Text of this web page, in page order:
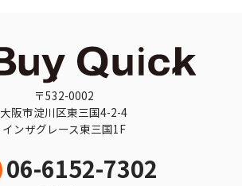
〒532-0002
大阪市淀川区東三国4-2-4
インザグレース東三国1F
06-6152-7302